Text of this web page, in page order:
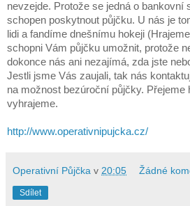
nevzejde. Protože se jedná o bankovní
schopen poskytnout půjčku. U nás je
lidi a fandíme dnešnímu hokeji
schopni Vám půjčku umožnit, protože
dokonce nás ani nezajímá, zda jste
Jestli jsme Vás zaujali, tak nás
na možnost bezúroční půjčky. Přejeme
vyhrajeme.
http://www.operativnipujcka.cz/
Operativní Půjčka v 20:05 Žádné
Sdílet